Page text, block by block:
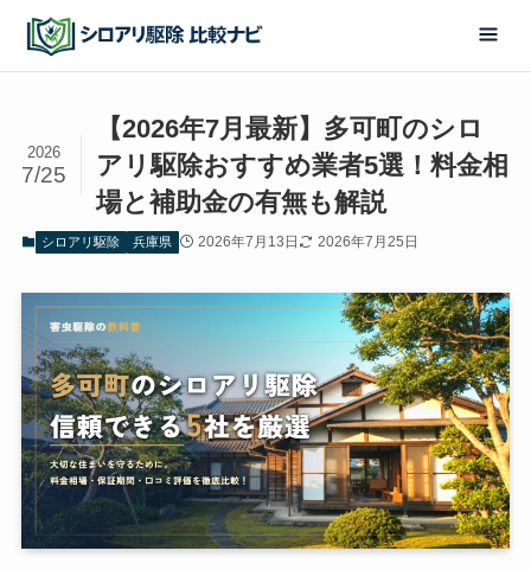
【2026年7月最新】多可町のシロ
アリ駆除おすすめ業者5選！料金相
場と補助金の有無も解説
2026
7/25
シロアリ駆除 兵庫県 2026年7月13日 2026年7月25日